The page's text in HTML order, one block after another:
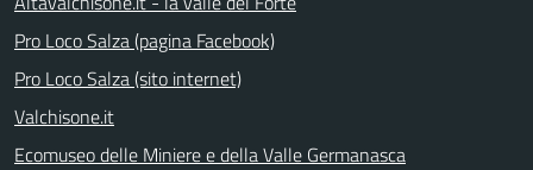
Pro Loco Salza (pagina Facebook)
Pro Loco Salza (sito internet)
Valchisone.it
Ecomuseo delle Miniere e della Valle Germanasca